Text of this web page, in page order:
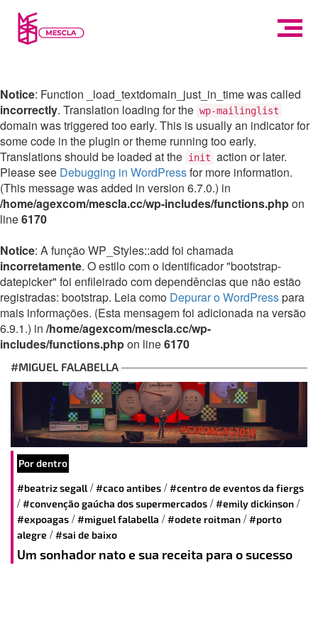
Notice: Function _load_textdomain_just_in_time was called
incorrectly. Translation loading for the wp-mailinglist
domain was triggered too early. This is usually an indicator for
some code in the plugin or theme running too early.
Translations should be loaded at the init action or later.
Please see Debugging in WordPressfor more information.
(This message was added in version 6.7.0.) in
/home/agexcom/mescla.cc/wp-includes/functions.phpon
line6170
Notice: A função WP_Styles::add foi chamada
incorretamente. O estilo com o identificador "bootstrap-
datepicker" foi enfileirado com dependências que não estão
registradas: bootstrap. Leia como Depurar o WordPresspara
mais informações. (Esta mensagem foi adicionada na versão
6.9.1.) in /home/agexcom/mescla.cc/wp-
includes/functions.phpon line6170
#MIGUEL FALABELLA
Por dentro
#beatriz segall/#caco antibes /#centro de eventos da fiergs
/#convenção gaúcha dos supermercados /#emily dickinson /
#expoagas /#miguel falabella /#odete roitman /#porto
alegre /#sai de baixo
Um sonhador nato e sua receita para o sucesso